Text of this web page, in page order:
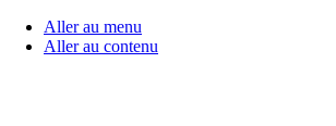
Aller au menu
Aller au contenu